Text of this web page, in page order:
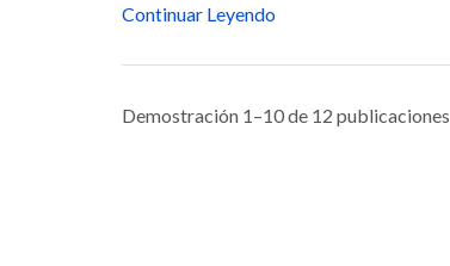
Continuar Leyendo
Demostración 1–10 de 12 publicaciones